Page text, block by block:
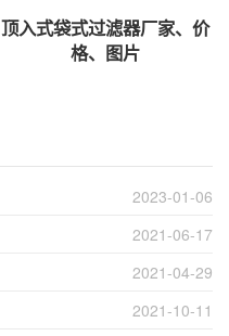
顶入式袋式过滤器厂家、价
格、图片
2023-01-06
2021-06-17
2021-04-29
2021-10-11